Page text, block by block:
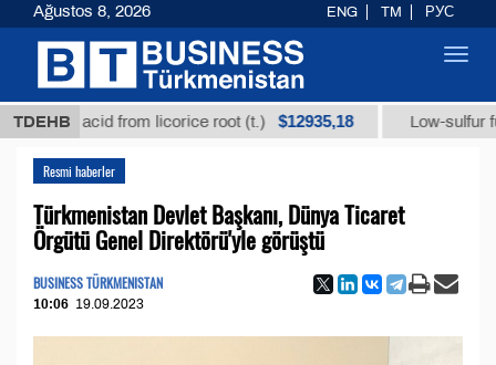
TDEHB
acid from licorice root (t.) $12935,18 Low-sulfur fuel oil
Resmi haberler
Türkmenistan Devlet Başkanı, Dünya Ticaret
Örgütü Genel Direktörü'yle görüştü
BUSINESS TÜRKMENISTAN
10:06 19.09.2023
Ağustos 8, 2026 ENG TM РУС